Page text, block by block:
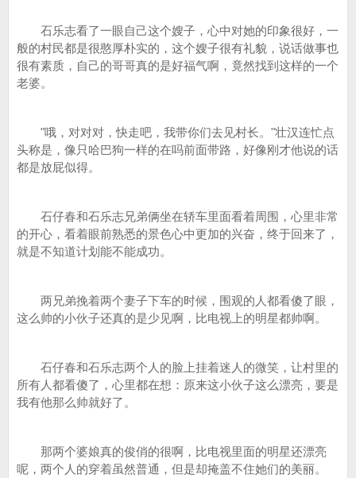
石乐志看了一眼自己这个嫂子，心中对她的印象很好，一
般的村民都是很憨厚朴实的，这个嫂子很有礼貌，说话做事也
很有素质，自己的哥哥真的是好福气啊，竟然找到这样的一个
老婆。
"哦，对对对，快走吧，我带你们去见村长。"壮汉连忙点
头称是，像只哈巴狗一样的在吗前面带路，好像刚才他说的话
都是放屁似得。
石仔春和石乐志兄弟俩坐在轿车里面看着周围，心里非常
的开心，看着眼前熟悉的景色心中更加的兴奋，终于回来了，
就是不知道计划能不能成功。
两兄弟挽着两个妻子下车的时候，围观的人都看傻了眼，
这么帅的小伙子还真的是少见啊，比电视上的明星都帅啊。
石仔春和石乐志两个人的脸上挂着迷人的微笑，让村里的
所有人都看傻了，心里都在想：原来这小伙子这么漂亮，要是
我有他那么帅就好了。
那两个婆娘真的俊俏的很啊，比电视里面的明星还漂亮
呢，两个人的穿着虽然普通，但是却掩盖不住她们的美丽。